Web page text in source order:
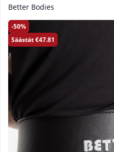
Better Bodies
50
Säästät€47.81
Tuotekuvat Better Bodies BB